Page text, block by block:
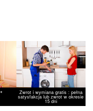
* Zwrot i wymiana gratis : pełna
satysfakcja lub zwrot w okresie
15 dni